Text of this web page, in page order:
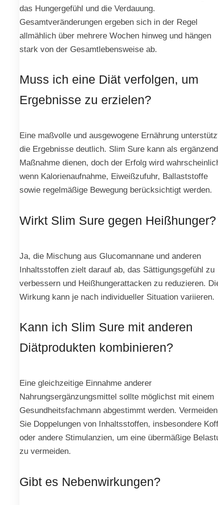
das Hungergefühl und die Verdauung.
Gesamtveränderungen ergeben sich in der Regel
allmählich über mehrere Wochen hinweg und hängen
stark von der Gesamtlebensweise ab.
Muss ich eine Diät verfolgen, um
Ergebnisse zu erzielen?
Eine maßvolle und ausgewogene Ernährung
die Ergebnisse deutlich. Slim Sure kann als
Maßnahme dienen, doch der Erfolg wird
wenn Kalorienaufnahme, Eiweißzufuhr, Ballaststoffe
sowie regelmäßige Bewegung berücksichtigt werden.
Wirkt Slim Sure gegen Heißhunger?
Ja, die Mischung aus Glucomannane und anderen
Inhaltsstoffen zielt darauf ab, das Sättigungsgefühl zu
verbessern und Heißhungerattacken zu reduzieren.
Wirkung kann je nach individueller Situation variieren.
Kann ich Slim Sure mit anderen
Diätprodukten kombinieren?
Eine gleichzeitige Einnahme anderer
Nahrungsergänzungsmittel sollte möglichst mit einem
Gesundheitsfachmann abgestimmt werden. Vermeiden
Sie Doppelungen von Inhaltsstoffen, insbesondere
oder andere Stimulanzien, um eine übermäßige
zu vermeiden.
Gibt es Nebenwirkungen?